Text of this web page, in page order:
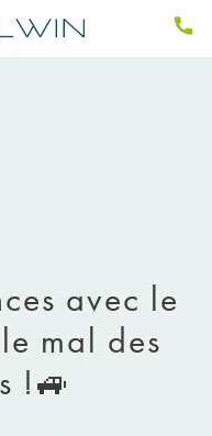
avec le
mal des
!🚙